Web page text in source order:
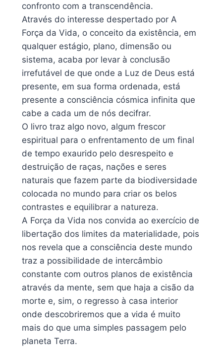
confronto com a transcendência.
Através do interesse despertado por A
Força da Vida, o conceito da existência, em
qualquer estágio, plano, dimensão ou
sistema, acaba por levar à conclusão
irrefutável de que onde a Luz de Deus está
presente, em sua forma ordenada, está
presente a consciência cósmica infinita que
cabe a cada um de nós decifrar.
O livro traz algo novo, algum frescor
espiritual para o enfrentamento de um final
de tempo exaurido pelo desrespeito e
destruição de raças, nações e seres
naturais que fazem parte da biodiversidade
colocada no mundo para criar os belos
contrastes e equilibrar a natureza.
A Força da Vida nos convida ao exercício de
libertação dos limites da materialidade, pois
nos revela que a consciência deste mundo
traz a possibilidade de intercâmbio
constante com outros planos de existência
através da mente, sem que haja a cisão da
morte e, sim, o regresso à casa interior
onde descobriremos que a vida é muito
mais do que uma simples passagem pelo
planeta Terra.